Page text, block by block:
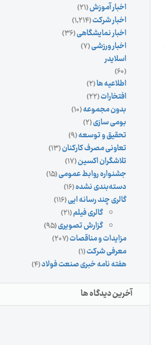
اخبار آموزش(۲۱)
اخبار شرکت(۱,۲۱۴)
اخبار نمایشگاهی(۳۶)
اخبار ورزشی(۷)
اسلایدر
(۶۰)
اطلاعیه ها(۲)
افتخارات(۲۲)
بدون مجموعه(۱۰)
بومی سازی(۲)
تحقیق و توسعه(۹)
تعاونی مصرف کارکنان(۱۳)
تلاشگران اکسین(۱۷)
جشنواره روابط عمومی(۱۵)
دسته‌بندی نشده(۱۶)
گالری چند رسانه ایی(۱۱۶)
گالری فیلم(۲۱)
گزارش تصویری(۹۵)
مزایدات و مناقصات(۲۰۷)
معرفی شرکت(۱)
هفته نامه خبری صنعت فولاد(۴)
آخرین دیدگاه ها